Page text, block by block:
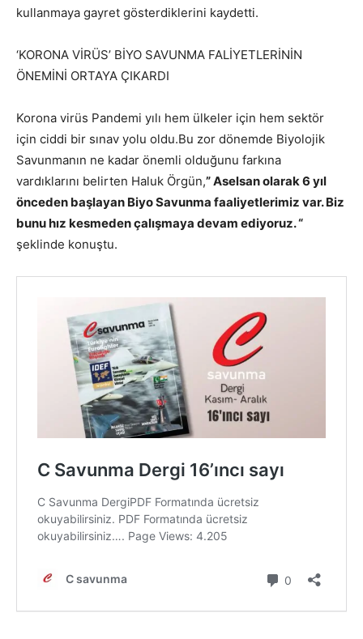
kullanmaya gayret gösterdiklerini kaydetti.
‘KORONA VİRÜS’ BİYO SAVUNMA FALİYETLERİNİN
ÖNEMİNİ ORTAYA ÇIKARDI
Korona virüs Pandemi yılı hem ülkeler için hem sektör
için ciddi bir sınav yolu oldu.Bu zor dönemde Biyolojik
Savunmanın ne kadar önemli olduğunu farkına
vardıklarını belirten Haluk Örgün,” Aselsan olarak 6 yıl
önceden başlayan Biyo Savunma faaliyetlerimiz var. Biz
bunu hız kesmeden çalışmaya devam ediyoruz. “
şeklinde konuştu.